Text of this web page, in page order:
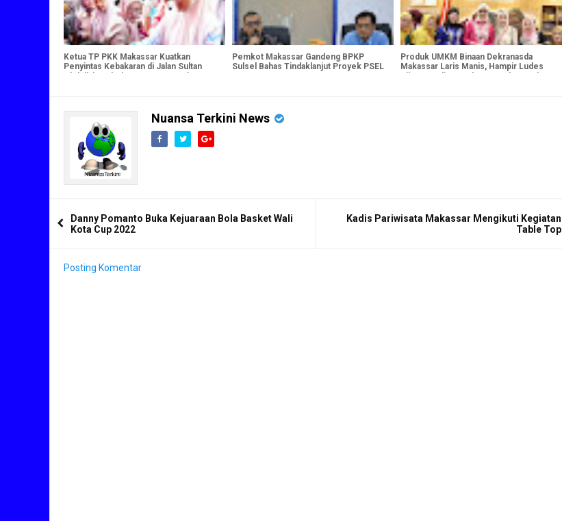
Ketua TP PKK Makassar Kuatkan
Penyintas Kebakaran di Jalan Sultan
Pemkot Makassar Gandeng BPKP
Sulsel Bahas Tindaklanjut Proyek PSEL
Produk UMKM Binaan Dekranasda
Makassar Laris Manis, Hampir Ludes
Nuansa Terkini News
Danny Pomanto Buka Kejuaraan Bola Basket Wali
Kota Cup 2022
Kadis Pariwisata Makassar Mengikuti Kegiatan
Table Top
Posting Komentar